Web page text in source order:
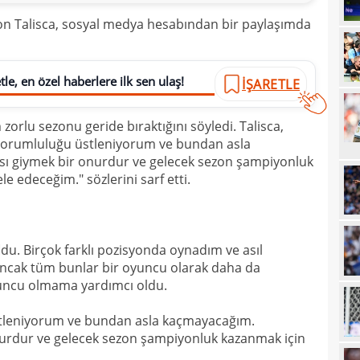
Talisca, sosyal medya hesabından bir paylaşımda
en özel haberlere ilk sen ulaş! İŞARETLE
sezonu geride bıraktığını söyledi. Talisca,
üstleniyorum ve bundan asla
giymek bir onurdur ve gelecek sezon şampiyonluk
edeceğim." sözlerini sarf etti.
Birçok farklı pozisyonda oynadım ve asıl
tüm bunlar bir oyuncu olarak daha da
olmama yardımcı oldu.
ve bundan asla kaçmayacağım.
ve gelecek sezon şampiyonluk kazanmak için